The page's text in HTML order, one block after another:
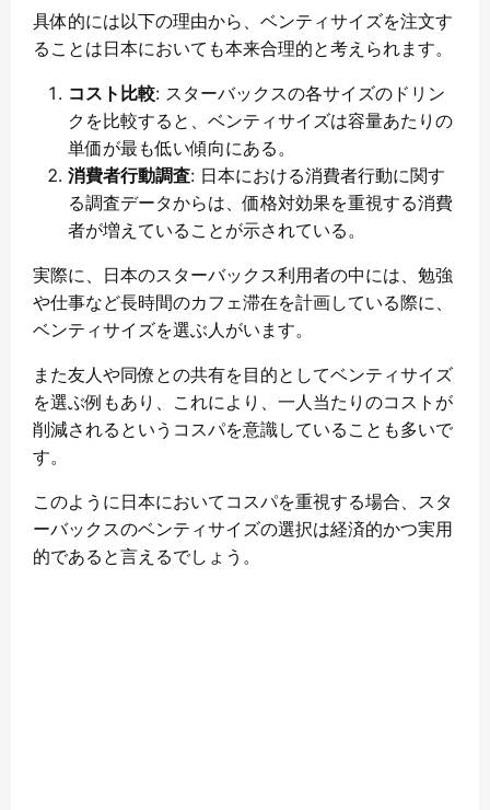
具体的には以下の理由から、ベンティサイズを注文す
ることは日本においても本来合理的と考えられます。
コスト比較: スターバックスの各サイズのドリン
クを比較すると、ベンティサイズは容量あたりの
単価が最も低い傾向にある。
消費者行動調査: 日本における消費者行動に関す
る調査データからは、価格対効果を重視する消費
者が増えていることが示されている。
実際に、日本のスターバックス利用者の中には、勉強
や仕事など長時間のカフェ滞在を計画している際に、
ベンティサイズを選ぶ人がいます。
また友人や同僚との共有を目的としてベンティサイズ
を選ぶ例もあり、これにより、一人当たりのコストが
削減されるというコスパを意識していることも多いで
す。
このように日本においてコスパを重視する場合、スタ
ーバックスのベンティサイズの選択は経済的かつ実用
的であると言えるでしょう。